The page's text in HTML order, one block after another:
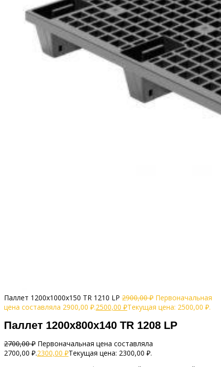
Паллет 1200х1000х150 TR 1210 LP 2900,00₽ Первоначальная
цена составляла 2900,00 ₽.2500,00 ₽Текущая цена: 2500,00 ₽.
Паллет 1200х800х140 TR 1208 LP
2700,00₽ Первоначальная цена составляла
2700,00 ₽.2300,00 ₽Текущая цена: 2300,00 ₽.